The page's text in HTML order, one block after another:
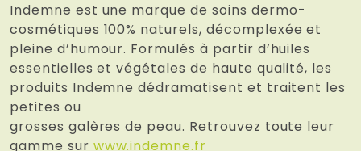
Indemne est une marque de soins dermo-
cosmétiques 100% naturels, décomplexée et
pleine d’humour. Formulés à partir d’huiles
essentielles et végétales de haute qualité, les
produits Indemne dédramatisent et traitent les
petites ou
grosses galères de peau. Retrouvez toute leur
gamme sur www.indemne.fr